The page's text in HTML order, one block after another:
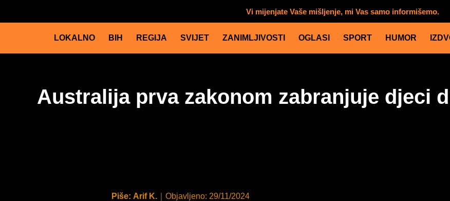
Vi mijenjate Vaše mišljenje, mi Vas samo informišemo.
LOKALNO BIH REGIJA SVIJET ZANIMLJIVOSTI OGLASI SPORT HUMOR
Australija prva zakonom zabranjuje djeci
Piše: Arif K. ｜Objavljeno: 29/11/2024